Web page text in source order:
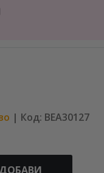
| Код: BEA30127